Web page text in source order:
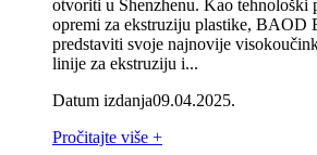
otvoriti u Shenzhenu. Kao tehnološki
opremi za ekstruziju plastike,
predstaviti svoje najnovije
linije za ekstruziju i...
Datum izdanja09.04.2025.
Pročitajte više +